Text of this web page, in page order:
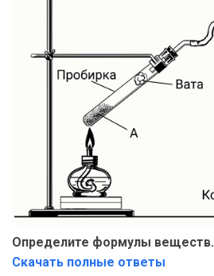
Определите формулы веществ.
Скачать полные ответы